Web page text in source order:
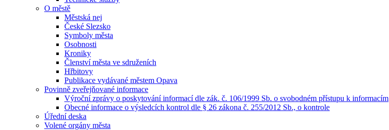
O městě
Městská nej
České Slezsko
Symboly města
Osobnosti
Kroniky
Členství města ve sdruženích
Hřbitovy
Publikace vydávané městem Opava
Povinně zveřejňované informace
Výroční zprávy o poskytování informací dle zák. č. 106/1999 Sb. o svobodném přístupu k informacím
Obecné informace o výsledcích kontrol dle § 26 zákona č. 255/2012 Sb., o kontrole
Úřední deska
Volené orgány města